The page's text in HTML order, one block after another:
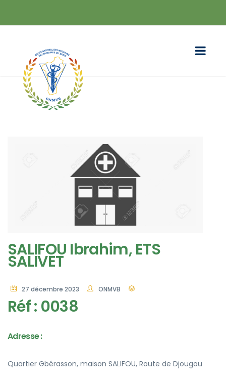
SALIFOU Ibrahim, ETS
SALIVET
27 décembre 2023 ONMVB
Réf : 0038
Adresse :
Quartier Gbérasson, maison SALIFOU, Route de Djougou